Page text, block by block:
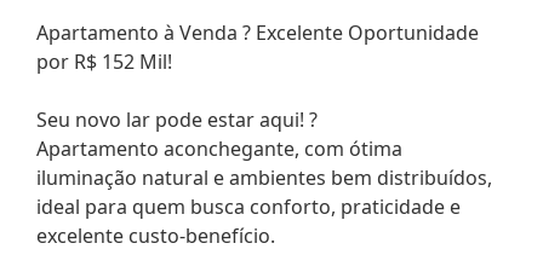
Apartamento à Venda ? Excelente Oportunidade
por R$ 152 Mil!
Seu novo lar pode estar aqui! ?
Apartamento aconchegante, com ótima
iluminação natural e ambientes bem distribuídos,
ideal para quem busca conforto, praticidade e
excelente custo-benefício.